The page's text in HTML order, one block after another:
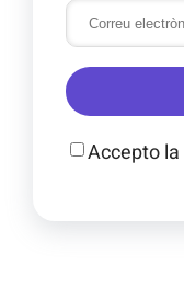
Accepto la